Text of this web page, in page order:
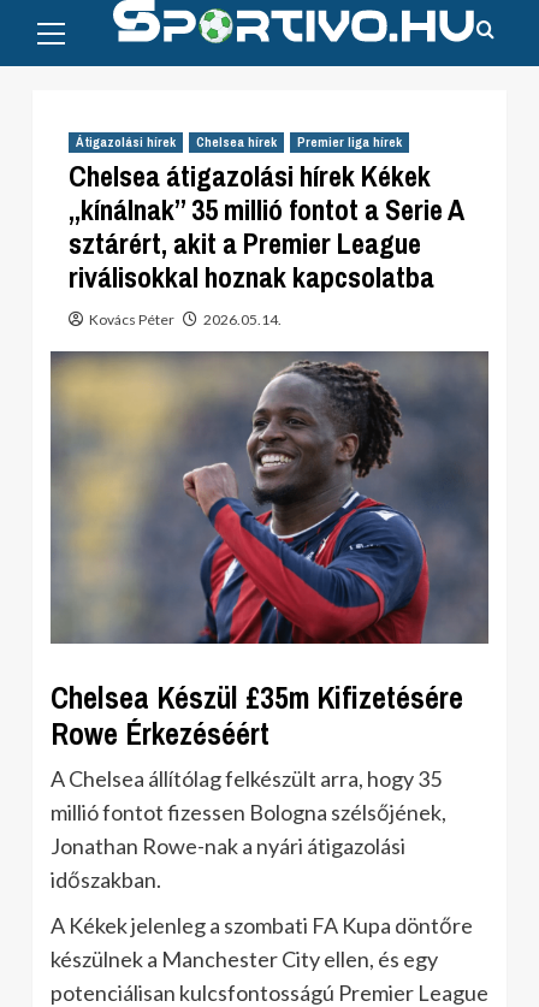
content
Menu
Átigazolási hírek Chelsea hírek Premier liga hírek
Chelsea átigazolási hírek Kékek
„kínálnak” 35 millió fontot a Serie A
sztárért, akit a Premier League
riválisokkal hoznak kapcsolatba
Kovács Péter 2026.05.14.
Chelsea Készül £35m Kifizetésére
Rowe Érkezéséért
A Chelsea állítólag felkészült arra, hogy 35
millió fontot fizessen Bologna szélsőjének,
Jonathan Rowe-nak a nyári átigazolási
időszakban.
A Kékek jelenleg a szombati FA Kupa döntőre
készülnek a Manchester City ellen, és egy
potenciálisan kulcsfontosságú Premier League